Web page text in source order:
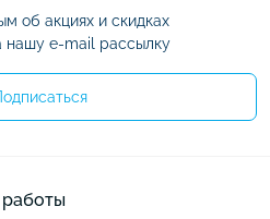
об акциях и скидках
нашу e-mail рассылку